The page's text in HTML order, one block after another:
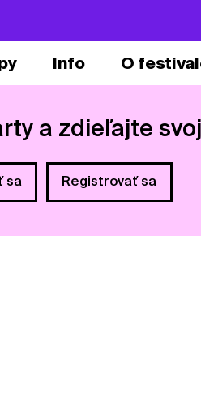
Info O
a zdieľajte
sa Registrovať sa